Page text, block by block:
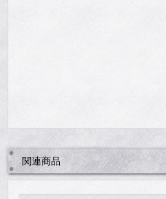
関連商品